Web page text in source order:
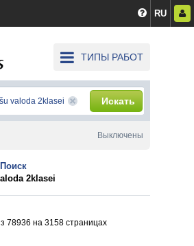
RU
ТИПЫ РАБОТ
Искать
Поиск
2klasei
78936 на 3158 страницах
Выключены